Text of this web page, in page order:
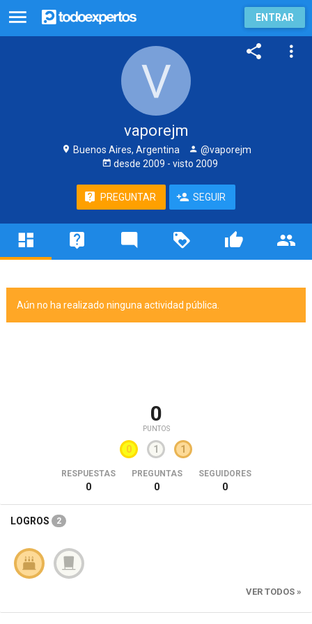
ENTRAR
vaporejm
Buenos Aires, Argentina
@vaporejm
desde 2009 - visto 2009
PREGUNTAR SEGUIR
Aún no ha realizado ninguna actividad pública.
0
PUNTOS
0 1 1
RESPUESTAS
0
PREGUNTAS
0
SEGUIDORES
0
LOGROS 2
VER TODOS »